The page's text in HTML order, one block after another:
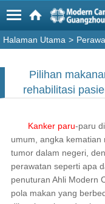
Halaman Utama >
Pilihan
rehabilitasi
Kanker paru-paru
umum, angka
tumor dalam negeri,
perawatan seperti apa
penuturan Ahli Modern
pola makan yang